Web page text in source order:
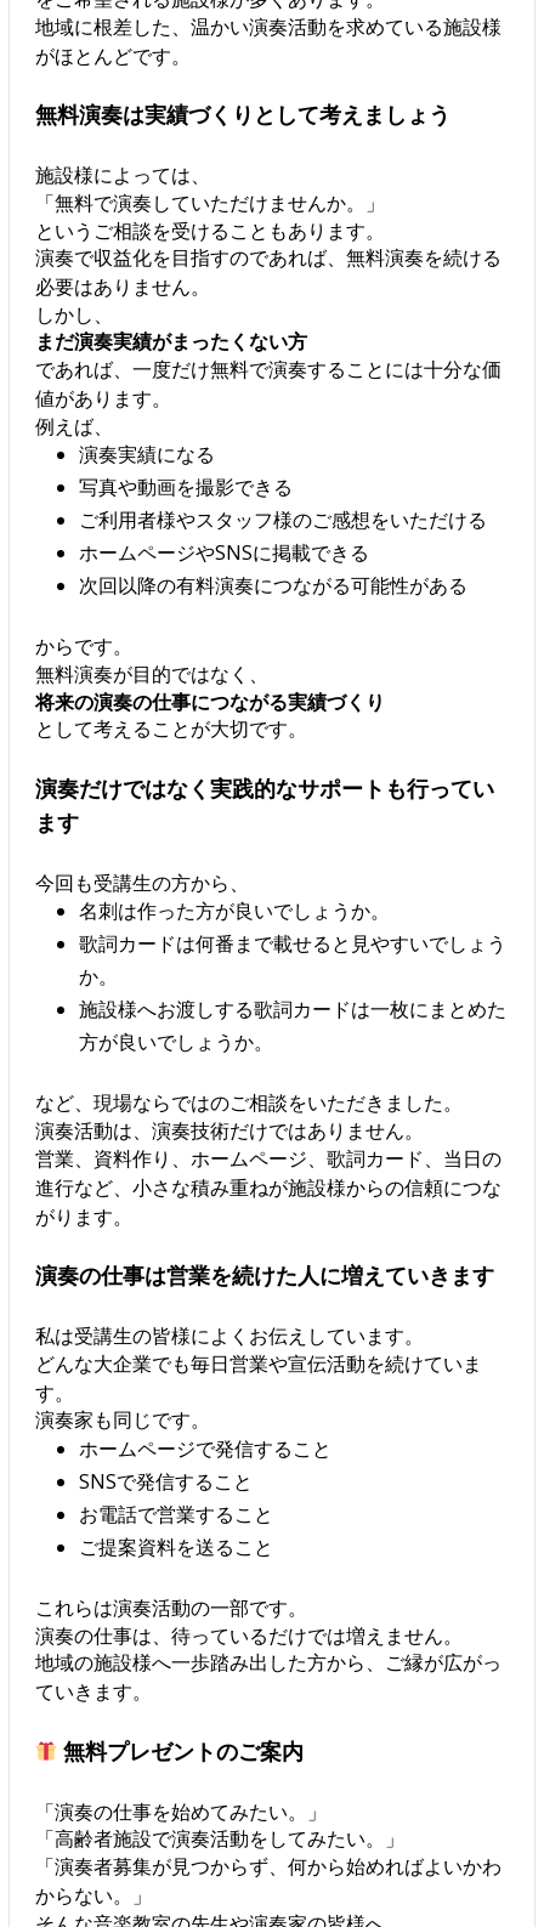
地域に根差した、温かい演奏活動を求めている施設様
がほとんどです。
無料演奏は実績づくりとして考えましょう
施設様によっては、
「無料で演奏していただけませんか。」
というご相談を受けることもあります。
演奏で収益化を目指すのであれば、無料演奏を続ける
必要はありません。
しかし、
まだ演奏実績がまったくない方
であれば、一度だけ無料で演奏することには十分な価
値があります。
例えば、
演奏実績になる
写真や動画を撮影できる
ご利用者様やスタッフ様のご感想をいただける
ホームページやSNSに掲載できる
次回以降の有料演奏につながる可能性がある
からです。
無料演奏が目的ではなく、
将来の演奏の仕事につながる実績づくり
として考えることが大切です。
演奏だけではなく実践的なサポートも行ってい
ます
今回も受講生の方から、
名刺は作った方が良いでしょうか。
歌詞カードは何番まで載せると見やすいでしょう
か。
施設様へお渡しする歌詞カードは一枚にまとめた
方が良いでしょうか。
など、現場ならではのご相談をいただきました。
演奏活動は、演奏技術だけではありません。
営業、資料作り、ホームページ、歌詞カード、当日の
進行など、小さな積み重ねが施設様からの信頼につな
がります。
演奏の仕事は営業を続けた人に増えていきます
私は受講生の皆様によくお伝えしています。
どんな大企業でも毎日営業や宣伝活動を続けていま
す。
演奏家も同じです。
ホームページで発信すること
SNSで発信すること
お電話で営業すること
ご提案資料を送ること
これらは演奏活動の一部です。
演奏の仕事は、待っているだけでは増えません。
地域の施設様へ一歩踏み出した方から、ご縁が広がっ
ていきます。
無料プレゼントのご案内
「演奏の仕事を始めてみたい。」
「高齢者施設で演奏活動をしてみたい。」
「演奏者募集が見つからず、何から始めればよいかわ
からない。」